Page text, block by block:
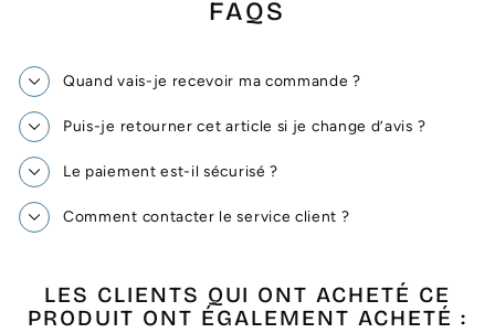
FAQS
Quand vais-je recevoir ma commande ?
Puis-je retourner cet article si je change d’avis ?
Le paiement est-il sécurisé ?
Comment contacter le service client ?
LES CLIENTS QUI ONT ACHETÉ CE
PRODUIT ONT ÉGALEMENT ACHETÉ :